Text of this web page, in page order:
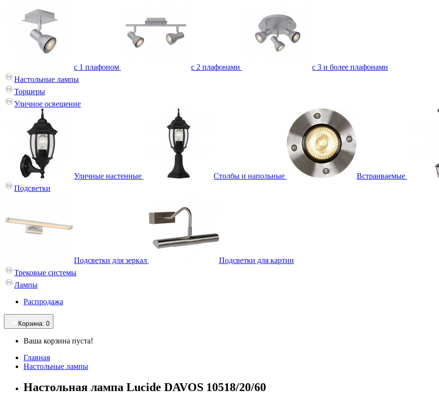
с 1 плафоном с 2 плафонами
с 3 и более плафонами
Настольные лампы
Торшеры
Уличное освещение
Уличные настенные Столбы и напольные Встраиваемые
Подсветки
Подсветки для зеркал
Подсветки для картин
Трековые системы
Лампы
Распродажа
Корзина: 0
Ваша корзина пуста!
Главная
Настольные лампы
Настольная лампа Lucide DAVOS 10518/20/60